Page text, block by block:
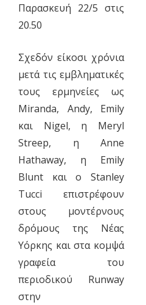
Παρασκευή 22/5 στις
20.50
Σχεδόν είκοσι χρόνια
μετά τις εμβληματικές
τους ερμηνείες ως
Miranda, Andy, Emily
και Nigel, η Meryl
Streep, η Anne
Hathaway, η Emily
Blunt και ο Stanley
Tucci επιστρέφουν
στους μοντέρνους
δρόμους της Νέας
Υόρκης και στα κομψά
γραφεία του
περιοδικού Runway
στην